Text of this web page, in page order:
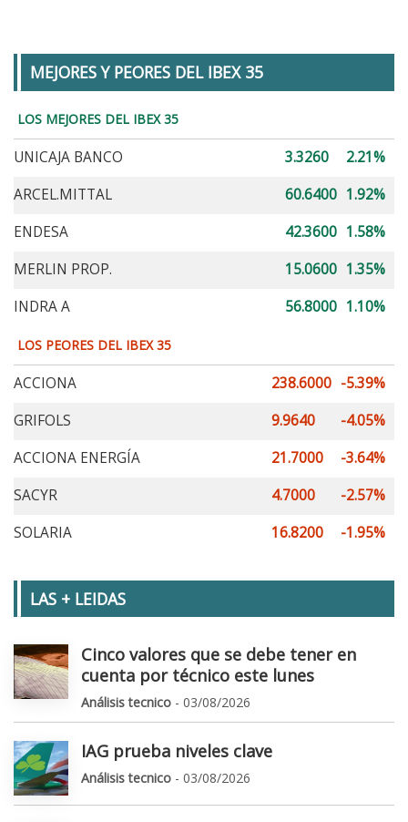
MEJORES Y PEORES DEL IBEX 35
LOS MEJORES DEL IBEX 35
UNICAJA BANCO 3.3260
2.21%
ARCEL.MITTAL
60.6400 1.92%
ENDESA
42.3600 1.58%
MERLIN PROP.
15.0600 1.35%
INDRA A
56.8000 1.10%
LOS PEORES DEL IBEX 35
ACCIONA 238.6000 -5.39%
GRIFOLS
9.9640
-4.05%
ACCIONA ENERGÍA
21.7000
-3.64%
SACYR
4.7000
-2.57%
SOLARIA
16.8200 -1.95%
LAS + LEIDAS
Cinco valores que se debe tener en
cuenta por técnico este lunes
Análisis tecnico - 03/08/2026
IAG prueba niveles clave
Análisis tecnico - 03/08/2026